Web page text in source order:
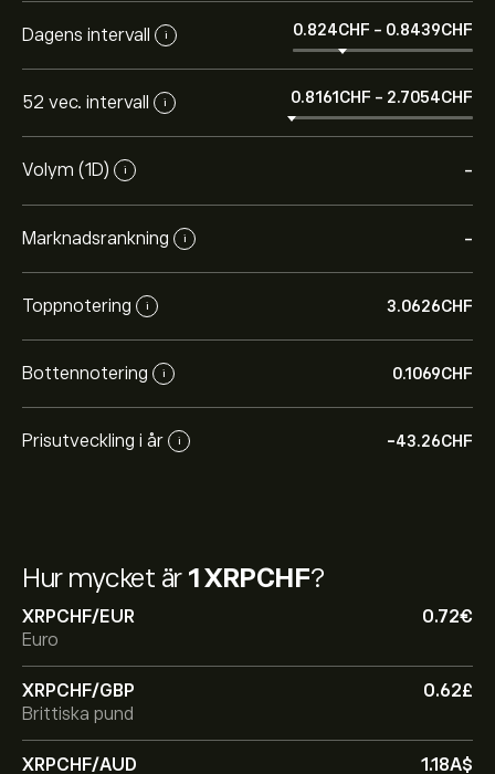
Hur mycket är 1 XRPCHF?
XRPCHF/EUR
0.72‎€‎
Euro
XRPCHF/GBP
0.62‎£‎
Brittiska pund
XRPCHF/AUD 1.18‎A$‎
Dagens intervall i 0.824‎CHF‎ - 0.8439‎CHF‎
52 vec. intervall i 0.8161‎CHF‎ - 2.7054‎CHF‎
Volym (1D) i -
Marknadsrankning i -
Toppnotering i 3.0626‎CHF‎
Bottennotering i 0.1069‎CHF‎
Prisutveckling i år i -43.26‎CHF‎